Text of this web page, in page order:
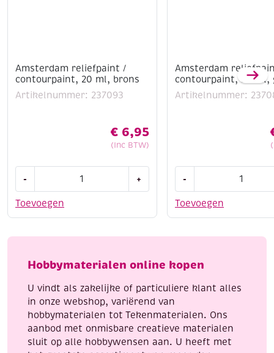
Amsterdam reliefpaint /
contourpaint, 20 ml, brons
Artikelnummer: 237093
€ 6,95
(Inc BTW)
Toevoegen
-
/
ml,
aantal
+
Amsterdam
contourpaint, 20 ml,
Artikelnummer:
Toevoegen
-
/
ml,
aantal
Hobbymaterialen online kopen
U vindt als zakelijke of particuliere klant alles
in onze webshop, variërend van
hobbymaterialen tot Tekenmaterialen. Ons
aanbod met onmisbare creatieve materialen
sluit op alle hobbywensen aan. U heeft met